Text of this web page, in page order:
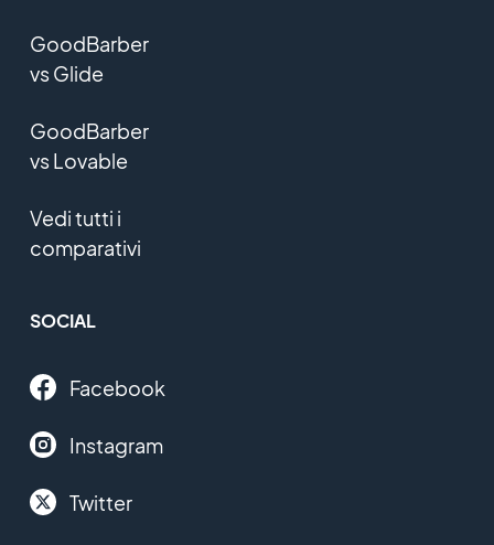
GoodBarber
vs Glide
GoodBarber
vs Lovable
Vedi tutti i
comparativi
SOCIAL
Facebook
Instagram
Twitter